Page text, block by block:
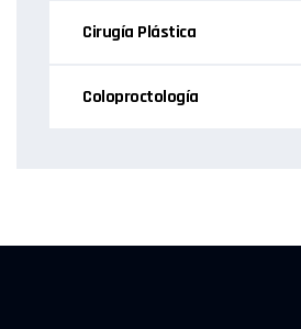
Cirugía Plástica
Coloproctología